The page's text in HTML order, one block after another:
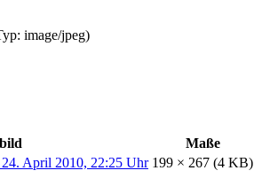
image/jpeg)
Maße
199 × 267 (4 KB)